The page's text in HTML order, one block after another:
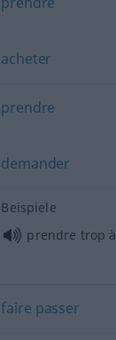
acheter
prendre
demander
Beispiele
prendre trop à
faire passer